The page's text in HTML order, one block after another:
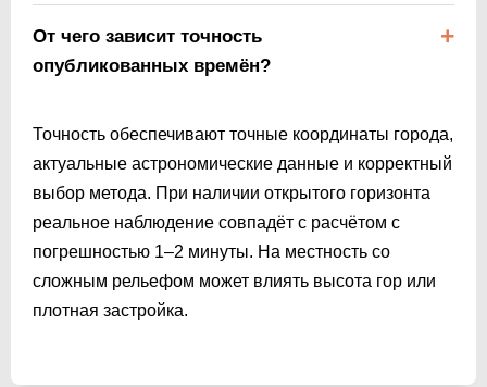
От чего зависит точность
опубликованных времён?
Точность обеспечивают точные координаты города,
актуальные астрономические данные и корректный
выбор метода. При наличии открытого горизонта
реальное наблюдение совпадёт с расчётом с
погрешностью 1–2 минуты. На местность со
сложным рельефом может влиять высота гор или
плотная застройка.